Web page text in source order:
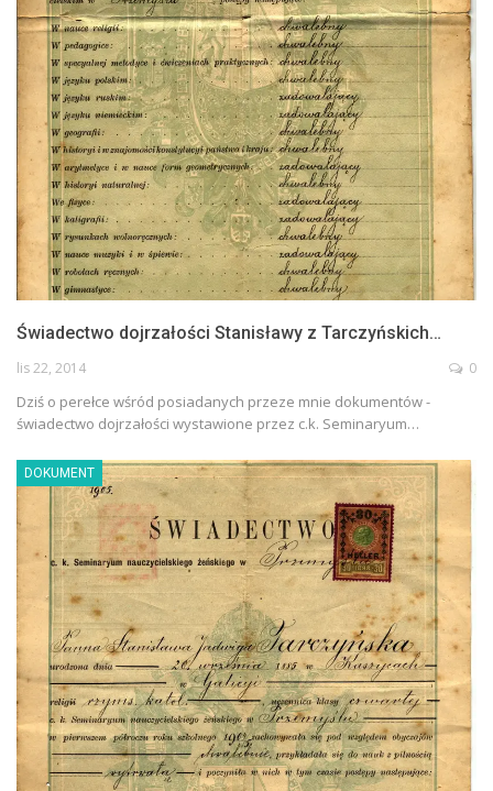
Świadectwo dojrzałości Stanisławy z Tarczyńskich…
lis 22, 2014 0
Dziś o perełce wśród posiadanych przeze mnie dokumentów -
świadectwo dojrzałości wystawione przez c.k. Seminaryum…
DOKUMENT